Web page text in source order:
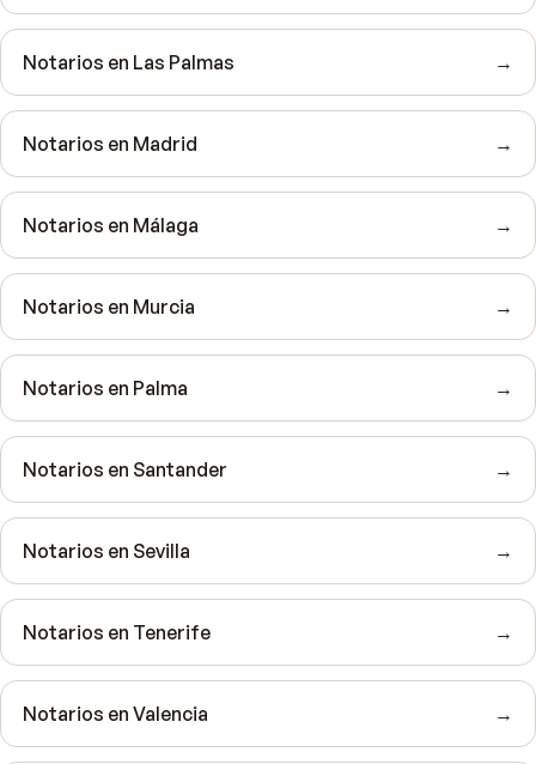
Notarios en Las Palmas →
Notarios en Madrid →
Notarios en Málaga →
Notarios en Murcia →
Notarios en Palma →
Notarios en Santander →
Notarios en Sevilla →
Notarios en Tenerife →
Notarios en Valencia →